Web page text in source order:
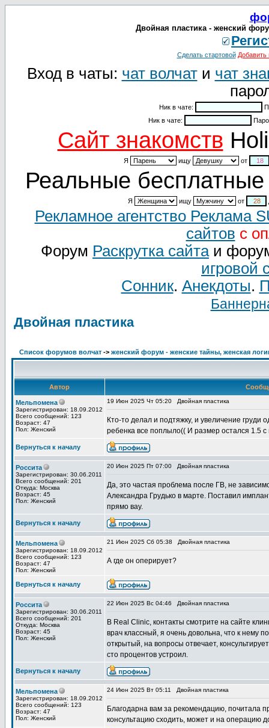
Двойная пластика - женский
Сделать стартовой Добавить
Вход в чаты: чат волчати чат
Ник в чате:
Ник в чате:
Cайт знакомств
Я ищу от
Реальные бесплатные
Я ищу от
Рекламное агентство Реклама
сайтов с
Форум Раскрутка сайтаи
игровой
Сонник. Анекдоты.
Двойная пластика
Список форумов волчат -> женский форум - женские тайны, женская
Автор
Мельпомена
Зарегистрирован: 18.09.2012
Всего сообщений: 123
Возраст: 47
Пол: Женский
19 Июн 2025 Чт 05:20 Двойная пластика
Кто-то делал и подтяжку, и увеличение груди
ребенка все поплыло(( И размер остался 1.5 с
Вернуться к началу
Россита
Зарегистрирован: 30.06.2011
Всего сообщений: 201
Откуда: Москва
Возраст: 45
Пол: Женский
20 Июн 2025 Пт 07:00 Двойная пластика
Да, это частая проблема после ГВ, не
Александра Грудько в марте. Поставил
прямо вау.
Вернуться к началу
Мельпомена
Зарегистрирован: 18.09.2012
Всего сообщений: 123
Возраст: 47
Пол: Женский
21 Июн 2025 Сб 05:38 Двойная пластика
А где он оперирует?
Вернуться к началу
Россита
Зарегистрирован: 30.06.2011
Всего сообщений: 201
Откуда: Москва
Возраст: 45
Пол: Женский
22 Июн 2025 Вс 04:46 Двойная пластика
В Real Clinic, контакты смотрите на сайте
врач классный, я очень довольна, что к
открытый, на вопросы отвечает,
сто процентов устроил.
Вернуться к началу
Мельпомена
Зарегистрирован: 18.09.2012
Всего сообщений: 123
Возраст: 47
Пол: Женский
24 Июн 2025 Вт 05:11 Двойная пластика
Благодарна вам за рекомендацию, почитала
консультацию сходить, может и на операцию